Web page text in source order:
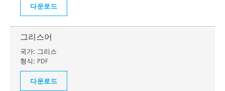
다운로드
그리스어
국가: 그리스
형식: PDF
다운로드